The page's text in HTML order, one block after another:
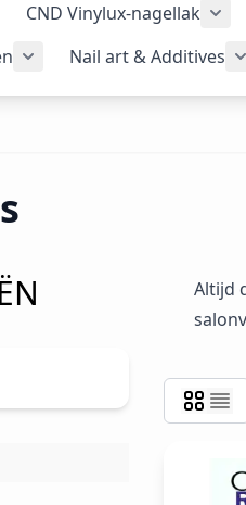
CND Vinylux-nagellak
Nail art & Additives
Altijd